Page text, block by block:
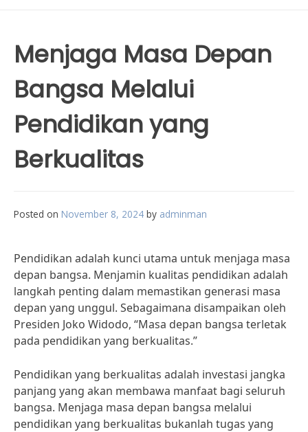
Menjaga Masa Depan
Bangsa Melalui
Pendidikan yang
Berkualitas
Posted on November 8, 2024 by adminman
Pendidikan adalah kunci utama untuk menjaga masa
depan bangsa. Menjamin kualitas pendidikan adalah
langkah penting dalam memastikan generasi masa
depan yang unggul. Sebagaimana disampaikan oleh
Presiden Joko Widodo, “Masa depan bangsa terletak
pada pendidikan yang berkualitas.”
Pendidikan yang berkualitas adalah investasi jangka
panjang yang akan membawa manfaat bagi seluruh
bangsa. Menjaga masa depan bangsa melalui
pendidikan yang berkualitas bukanlah tugas yang